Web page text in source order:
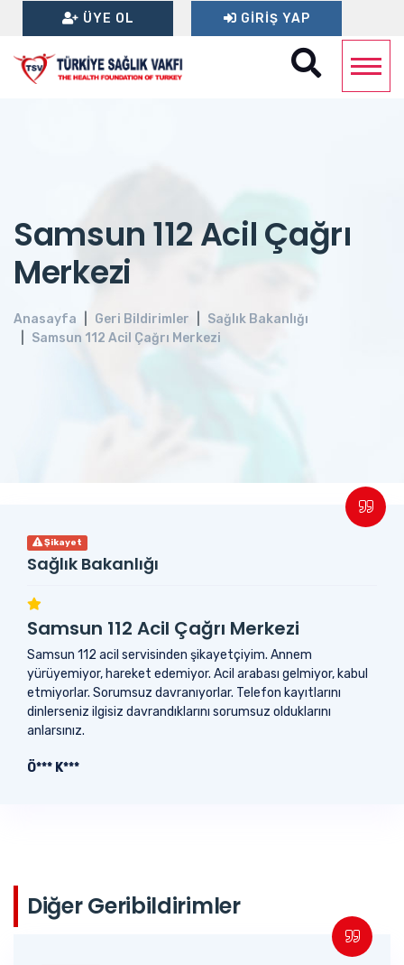
ÜYE OL GIRIŞ YAP
Samsun 112 Acil Çağrı
Merkezi
Anasayfa Geri Bildirimler
Sağlık Bakanlığı
Samsun 112 Acil Çağrı Merkezi
Şikayet
Sağlık Bakanlığı
Samsun 112 Acil Çağrı Merkezi
Samsun 112 acil servisinden şikayetçiyim. Annem
yürüyemiyor, hareket edemiyor. Acil arabası gelmiyor, kabul
etmiyorlar. Sorumsuz davranıyorlar. Telefon kayıtlarını
dinlerseniz ilgisiz davrandıklarını sorumsuz olduklarını
anlarsınız.
Ö*** K***
Diğer Geribildirimler